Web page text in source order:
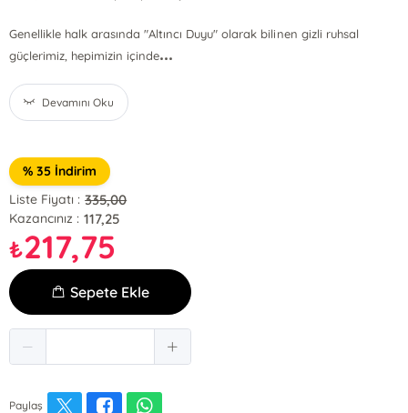
Genellikle halk arasında "Altıncı Duyu" olarak bilinen gizli ruhsal
güçlerimiz, hepimizin içinde...
Devamını Oku
% 35 İndirim
Liste Fiyatı : 335,00
Kazancınız : 117,25
₺217,75
Sepete Ekle
Paylaş